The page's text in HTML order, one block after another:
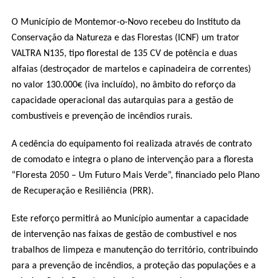
O Município de Montemor-o-Novo recebeu do Instituto da
Conservação da Natureza e das Florestas (ICNF) um trator
VALTRA N135, tipo florestal de 135 CV de potência e duas
alfaias (destroçador de martelos e capinadeira de correntes)
no valor 130.000€ (iva incluído), no âmbito do reforço da
capacidade operacional das autarquias para a gestão de
combustíveis e prevenção de incêndios rurais.
A cedência do equipamento foi realizada através de contrato
de comodato e integra o plano de intervenção para a floresta
“Floresta 2050 – Um Futuro Mais Verde”, financiado pelo Plano
de Recuperação e Resiliência (PRR).
Este reforço permitirá ao Município aumentar a capacidade
de intervenção nas faixas de gestão de combustível e nos
trabalhos de limpeza e manutenção do território, contribuindo
para a prevenção de incêndios, a proteção das populações e a